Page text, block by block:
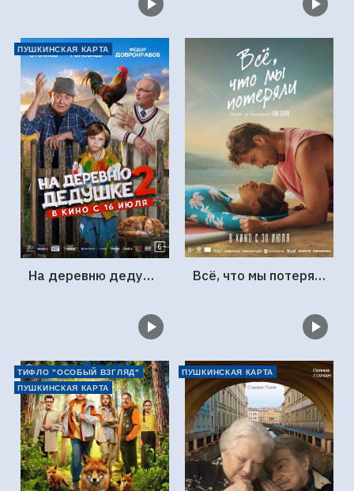
ПУШКИНСКАЯ КАРТА
На деревню дедушке 2 Всё, что мы потеряли
ТИФЛО "ОСОБЫЙ ВЗГЛЯД"
ПУШКИНСКАЯ КАРТА
ПУШКИНСКАЯ КАРТА